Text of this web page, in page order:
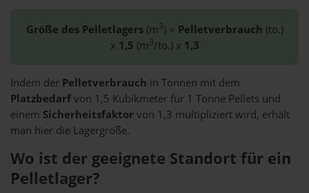
Größe des Pelletlagers(m3) = Pelletverbrauch (to.)
x 1,5 (m3/to.) x 1,3
Indem der Pelletverbrauch in Tonnen mit dem
Platzbedarfvon 1,5 Kubikmeter für 1 Tonne Pellets und
einem Sicherheitsfaktor von 1,3 multipliziert wird, erhält
man hier die Lagergröße.
Wo ist der geeignete Standort für ein
Pelletlager?